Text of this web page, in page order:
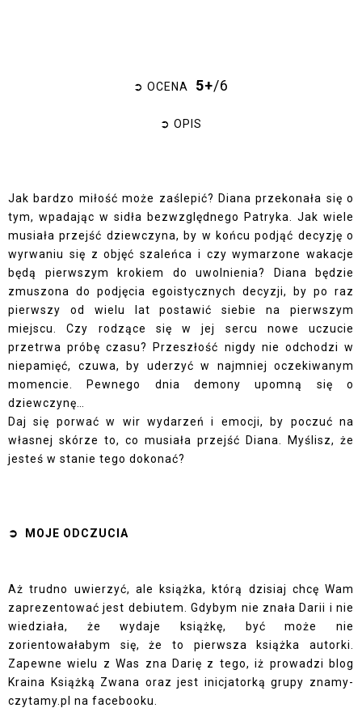
➲ OCENA 5+/6
➲ OPIS
Jak bardzo miłość może zaślepić? Diana przekonała się o
tym, wpadając w sidła bezwzględnego Patryka. Jak wiele
musiała przejść dziewczyna, by w końcu podjąć decyzję o
wyrwaniu się z objęć szaleńca i czy wymarzone wakacje
będą pierwszym krokiem do uwolnienia? Diana będzie
zmuszona do podjęcia egoistycznych decyzji, by po raz
pierwszy od wielu lat postawić siebie na pierwszym
miejscu. Czy rodzące się w jej sercu nowe uczucie
przetrwa próbę czasu? Przeszłość nigdy nie odchodzi w
niepamięć, czuwa, by uderzyć w najmniej oczekiwanym
momencie. Pewnego dnia demony upomną się o
dziewczynę…
Daj się porwać w wir wydarzeń i emocji, by poczuć na
własnej skórze to, co musiała przejść Diana. Myślisz, że
jesteś w stanie tego dokonać?
➲ MOJE ODCZUCIA
Aż trudno uwierzyć, ale książka, którą dzisiaj chcę Wam
zaprezentować jest debiutem. Gdybym nie znała Darii i nie
wiedziała, że wydaje książkę, być może nie
zorientowałabym się, że to pierwsza książka autorki.
Zapewne wielu z Was zna Darię z tego, iż prowadzi blog
Kraina Książką Zwana oraz jest inicjatorką grupy znamy-
czytamy.pl na facebooku.